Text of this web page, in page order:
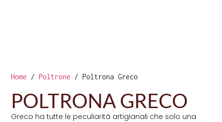
Home / Poltrone / Poltrona Greco
POLTRONA GRECO
Greco ha tutte le peculiarità artigianali che solo una